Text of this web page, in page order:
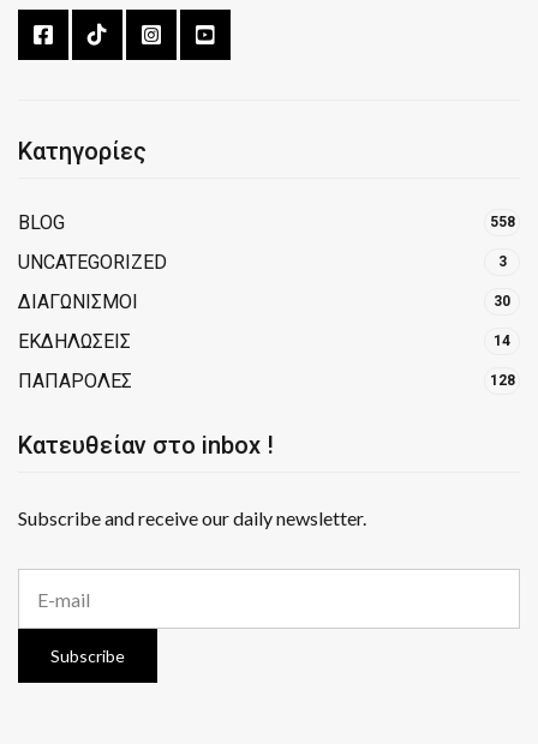
Κατηγορίες
BLOG 558
UNCATEGORIZED 3
ΔΙΑΓΩΝΙΣΜΟΙ 30
ΕΚΔΗΛΩΣΕΙΣ 14
ΠΑΠΑΡΟΛΕΣ 128
Κατευθείαν στο inbox !
Subscribe and receive our daily newsletter.
a
Subscribe